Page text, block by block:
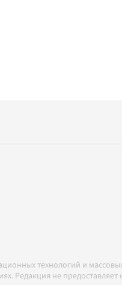
технологий и
Редакция не